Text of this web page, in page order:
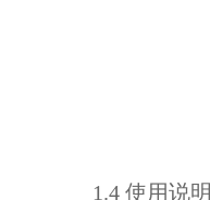
1 .4 使用说明